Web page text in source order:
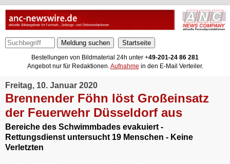
Meldung suchen
Bestellungen von Bildmaterial 24h unter +49-201-24 86 281
Angebot nur für Redaktionen.Aufnahme in den E-Mail Verteiler.
Freitag, 10. Januar 2020
Brennender Föhn löst Großeinsatz
der Feuerwehr Düsseldorf aus
Bereiche des Schwimmbades evakuiert -
Rettungsdienst untersucht 19 Menschen - Keine
Verletzten